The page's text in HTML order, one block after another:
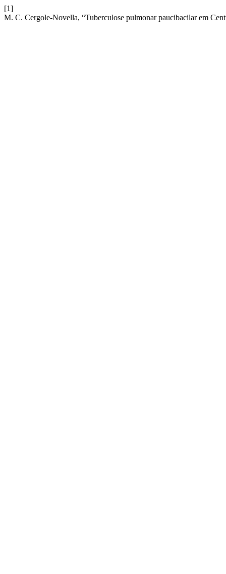
[1]
M. C. Cergole-Novella, “Tuberculose pulmonar paucibacilar em